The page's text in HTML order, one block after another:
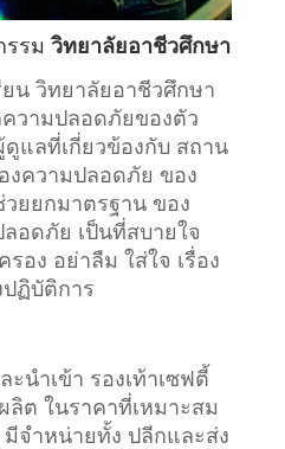
รรม วิทยาลัยอาชีวศึกษา
น วิทยาลัยอาชีวศึกษา
วามปลอดภัยของตัว
แลที่เกี่ยวข้องกับ สถาน
งความปลอดภัย ของ
ยยกมาตรฐาน ของ
อดภัย เป็นที่สบายใจ
อง อย่าลืม ใส่ใจ เรื่อง
ฏิบัติการ
ะนำเข้า รองเท้าเซฟตี้
ต ในราคาที่เหมาะสม
จำหน่ายทั้ง ปลีกและส่ง